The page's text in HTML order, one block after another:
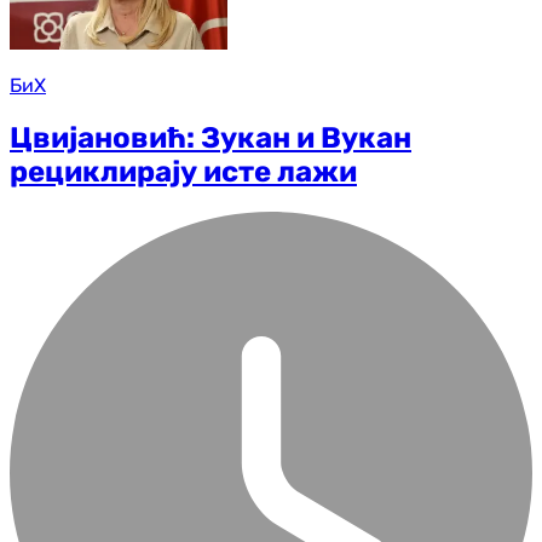
БиХ
Цвијановић: Зукан и Вукан
рециклирају исте лажи